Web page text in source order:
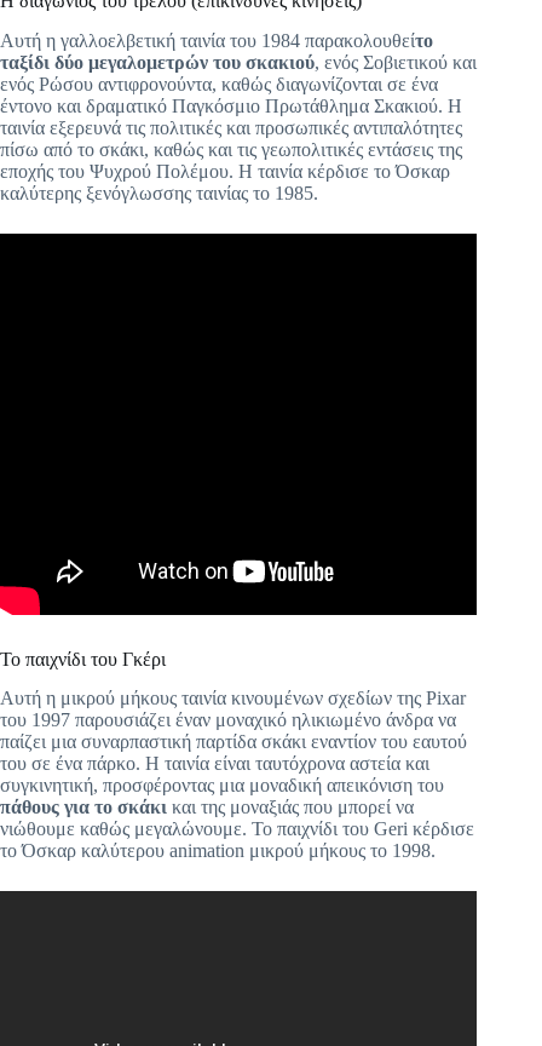
Αυτή η γαλλοελβετική ταινία του 1984 παρακολουθείτο
ταξίδι δύο μεγαλομετρών του σκακιού, ενός Σοβιετικού και
ενός Ρώσου αντιφρονούντα, καθώς διαγωνίζονται σε ένα
έντονο και δραματικό Παγκόσμιο Πρωτάθλημα Σκακιού. Η
ταινία εξερευνά τις πολιτικές και προσωπικές αντιπαλότητες
πίσω από το σκάκι, καθώς και τις γεωπολιτικές εντάσεις της
εποχής του Ψυχρού Πολέμου. Η ταινία κέρδισε το Όσκαρ
καλύτερης ξενόγλωσσης ταινίας το 1985.
Το παιχνίδι του Γκέρι
Αυτή η μικρού μήκους ταινία κινουμένων σχεδίων της Pixar
του 1997 παρουσιάζει έναν μοναχικό ηλικιωμένο άνδρα να
παίζει μια συναρπαστική παρτίδα σκάκι εναντίον του εαυτού
του σε ένα πάρκο. Η ταινία είναι ταυτόχρονα αστεία και
συγκινητική, προσφέροντας μια μοναδική απεικόνιση του
πάθους για το σκάκι και της μοναξιάς που μπορεί να
νιώθουμε καθώς μεγαλώνουμε. Το παιχνίδι του Geri κέρδισε
το Όσκαρ καλύτερου animation μικρού μήκους το 1998.